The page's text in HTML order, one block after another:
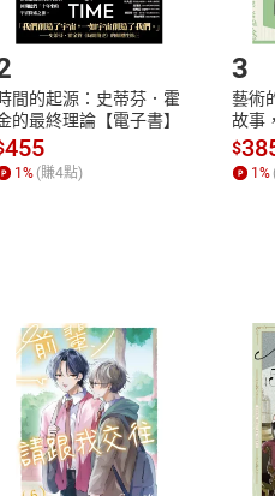
具
退
間的起源：史蒂芬．霍
的最終理論【電子書】
455
1 % (賺4點)
3
藝術
故事
場，
何形
書】
$
1 %